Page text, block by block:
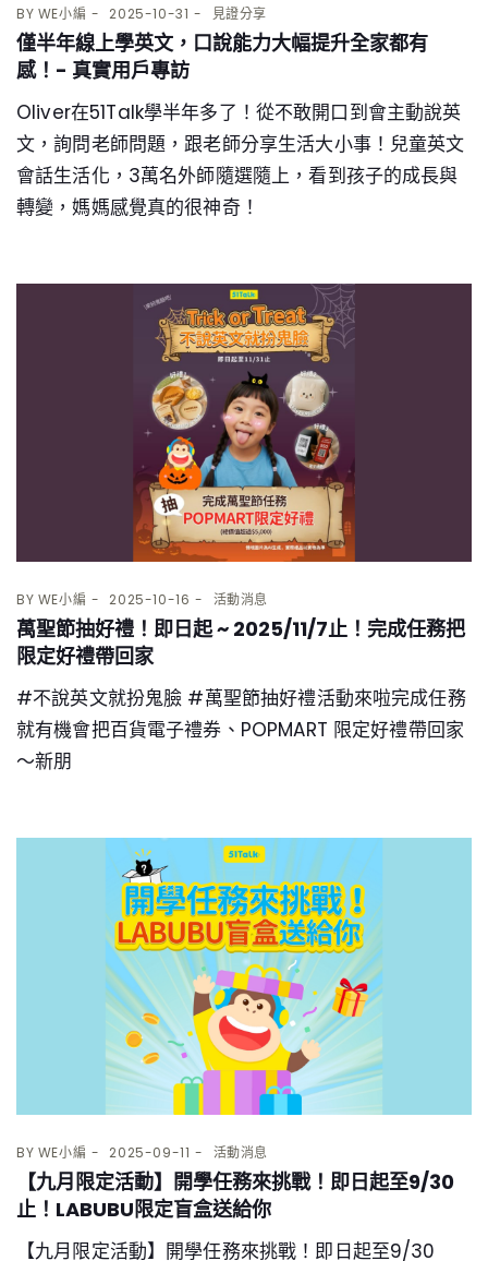
BY WE小編 2025-10-31 見證分享
僅半年線上學英文，口說能力大幅提升全家都有
感！- 真實用戶專訪
Oliver在51Talk學半年多了！從不敢開口到會主動說英
文，詢問老師問題，跟老師分享生活大小事！兒童英文
會話生活化，3萬名外師隨選隨上，看到孩子的成長與
轉變，媽媽感覺真的很神奇！
BY WE小編 2025-10-16 活動消息
萬聖節抽好禮！即日起 ~ 2025/11/7止！完成任務把
限定好禮帶回家
#不說英文就扮鬼臉 #萬聖節抽好禮活動來啦完成任務
就有機會把百貨電子禮券、POPMART 限定好禮帶回家
～新朋
BY WE小編 2025-09-11 活動消息
【九月限定活動】開學任務來挑戰！即日起至9/30
止！LABUBU限定盲盒送給你
【九月限定活動】開學任務來挑戰！即日起至9/30